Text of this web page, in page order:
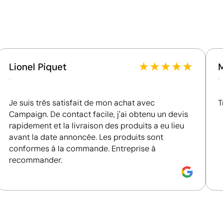
Impression de petits détails sur des surfaces
La tampographie transfère l’encre d’une plaque
Bronze, se situant parmi les 35 % des meilleures
entreprises en matière de performance ESG.
Lionel Piquet
.
★★★★★
Je suis très satisfait de mon achat avec
Campaign. De contact facile, j'ai obtenu un devis
rapidement et la livraison des produits a eu lieu
avant la date annoncée. Les produits sont
conformes à la commande. Entreprise à
recommander.
.